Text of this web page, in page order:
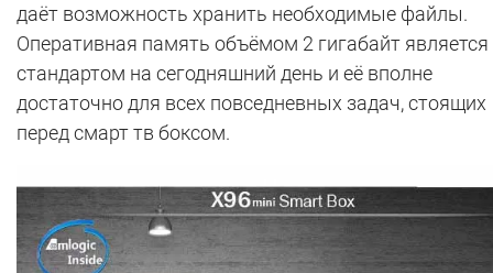
даёт возможность хранить необходимые файлы.
Оперативная память объёмом 2 гигабайт является
стандартом на сегодняшний день и её вполне
достаточно для всех повседневных задач, стоящих
перед смарт тв боксом.